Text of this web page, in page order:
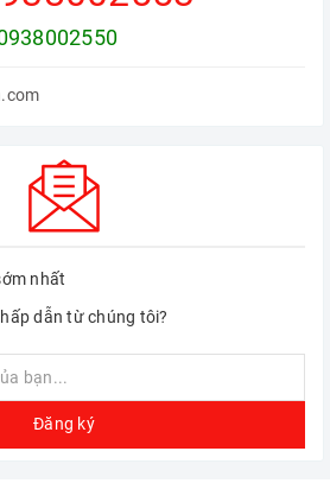
nhất
dẫn từ chúng tôi?
Đăng ký